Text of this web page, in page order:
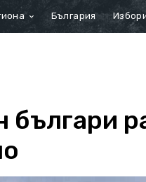
България